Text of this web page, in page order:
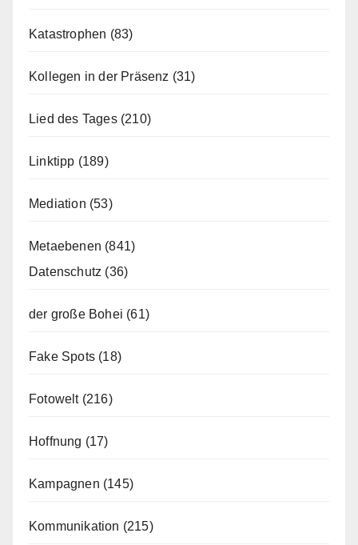
Katastrophen (83)
Kollegen in der Präsenz (31)
Lied des Tages(210)
Linktipp (189)
Mediation (53)
Metaebenen (841)
Datenschutz (36)
der große Bohei (61)
Fake Spots (18)
Fotowelt(216)
Hoffnung (17)
Kampagnen (145)
Kommunikation (215)